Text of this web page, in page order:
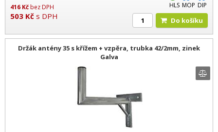
416 Kčbez DPH
503 Kč s DPH
HLS MOP DIP
Do košíku
Držák antény 35 s křížem + vzpěra, trubka 42/2mm, zinek
Galva